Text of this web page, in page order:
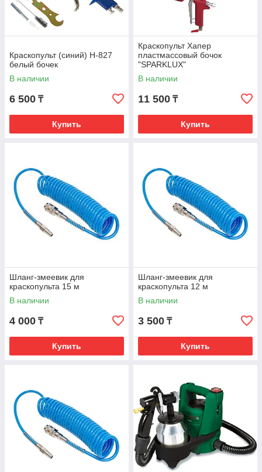
Краскопульт (синий) H-827
белый бочек
В наличии
6 500 ₸
Купить
Краскопульт Хапер
пластмассовый бочок
"SPARKLUX"
В наличии
11 500 ₸
Купить
Шланг-змеевик для
краскопульта 15 м
В наличии
4 000 ₸
Купить
Шланг-змеевик для
краскопульта 12 м
В наличии
3 500 ₸
Купить